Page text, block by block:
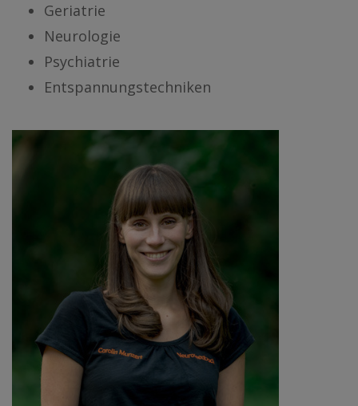
Geriatrie
Neurologie
Psychiatrie
Entspannungstechniken